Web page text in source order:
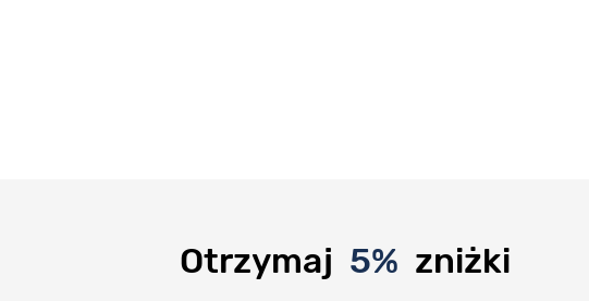
Otrzymaj 5% zniżki